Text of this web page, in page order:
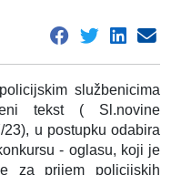
službenicima
tekst ( Sl.novine
u postupku odabira
- oglasu, koji je
za prijem policijskih